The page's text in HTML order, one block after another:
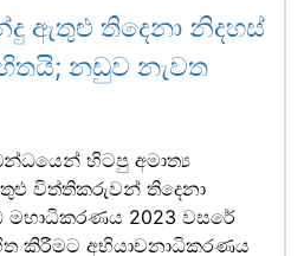
ඇතුළු තිදෙනා නිදහස්
නඩුව නැවත
හිටපු අමාත්‍ය
විත්තිකරුවන් තිදෙනා
2023 වසරේ
කිරීමට අභියාචනාධිකරණය